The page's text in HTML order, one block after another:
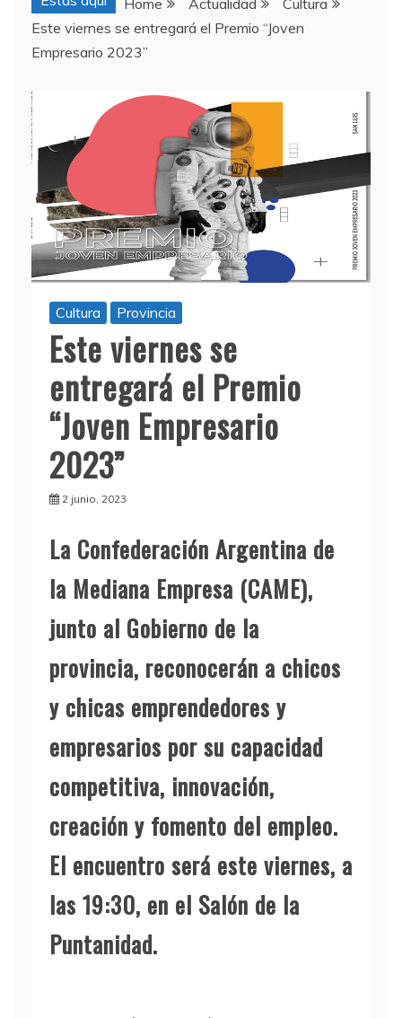
Home Actualidad
Cultura
Este viernes se entregará el Premio “Joven
Empresario 2023”
Cultura Provincia
Este viernes se
entregará el Premio
“Joven Empresario
2023”
2 junio, 2023
La Confederación Argentina de
la Mediana Empresa (CAME),
junto al Gobierno de la
provincia, reconocerán a chicos
y chicas emprendedores y
empresarios por su capacidad
competitiva, innovación,
creación y fomento del empleo.
El encuentro será este viernes, a
las 19:30, en el Salón de la
Puntanidad.